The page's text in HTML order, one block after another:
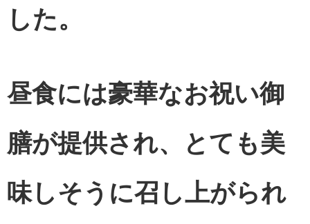
した。
昼食には豪華なお祝い御
膳が提供され、とても美
味しそうに召し上がられ